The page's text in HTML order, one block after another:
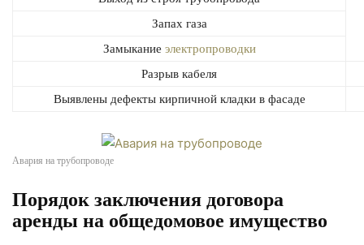
Запах газа
Замыкание электропроводки
Разрыв кабеля
Выявлены дефекты кирпичной кладки в фасаде
Авария на трубопроводе
Порядок заключения договора
аренды на общедомовое имущество